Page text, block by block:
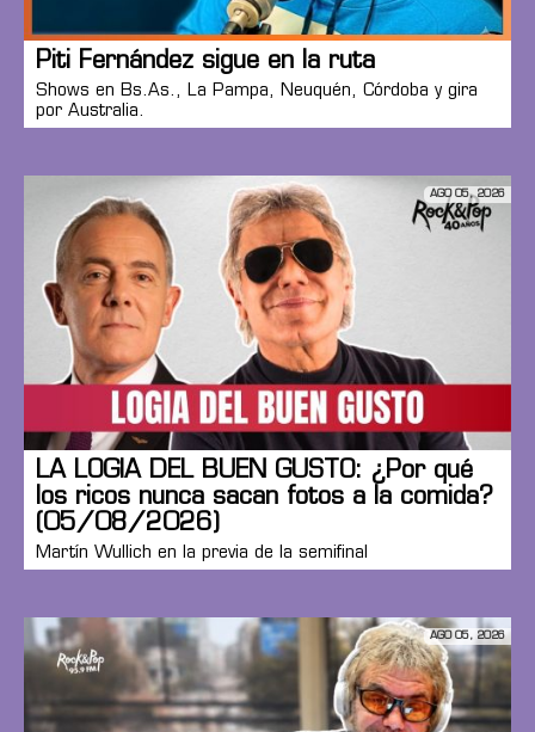
Piti Fernández sigue en la ruta
Shows en Bs.As., La Pampa, Neuquén, Córdoba y gira
por Australia.
AGO 05, 2026
LA LOGIA DEL BUEN GUSTO: ¿Por qué
los ricos nunca sacan fotos a la comida?
(05/08/2026)
Martín Wullich en la previa de la semifinal
AGO 05, 2026